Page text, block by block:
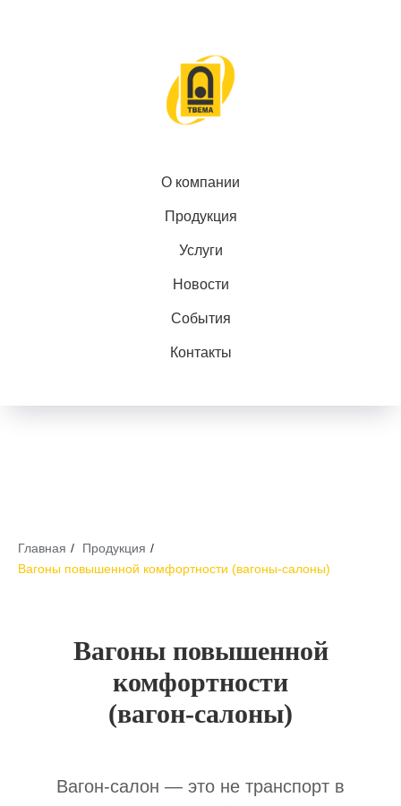
О компании
Продукция
Услуги
Новости
События
Контакты
Главная / Продукция /
Вагоны повышенной комфортности (вагоны-салоны)
Вагоны повышенной
комфортности
(вагон-салоны)
Вагон-салон — это не транспорт в